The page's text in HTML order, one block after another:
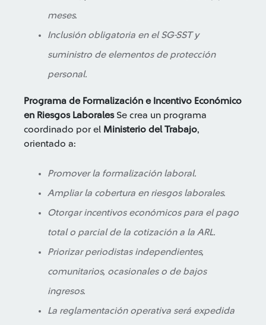
meses.
Inclusión obligatoria en el SG-SST y
suministro de elementos de protección
personal.
Programa de Formalización e Incentivo Económico
en Riesgos LaboralesSe crea un programa
coordinado por el Ministerio del Trabajo,
orientado a:
Promover la formalización laboral.
Ampliar la cobertura en riesgos laborales.
Otorgar incentivos económicos para el pago
total o parcial de la cotización a la ARL.
Priorizar periodistas independientes,
comunitarios, ocasionales o de bajos
ingresos.
La reglamentación operativa será expedida